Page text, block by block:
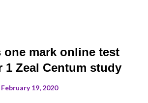
one mark online test
1 Zeal Centum study
February 19, 2020